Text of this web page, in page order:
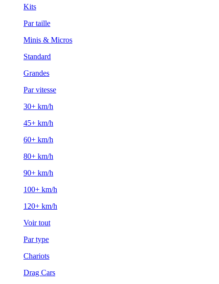
Kits
Par taille
Minis & Micros
Standard
Grandes
Par vitesse
30+ km/h
45+ km/h
60+ km/h
80+ km/h
90+ km/h
100+ km/h
120+ km/h
Voir tout
Par type
Chariots
Drag Cars